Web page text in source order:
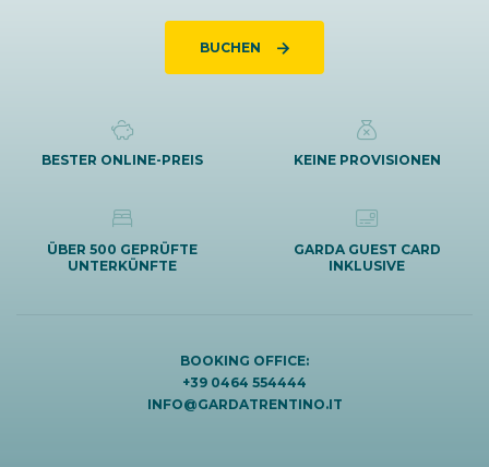
BUCHEN
BESTER ONLINE-PREIS KEINE PROVISIONEN
ÜBER 500 GEPRÜFTE
UNTERKÜNFTE
GARDA GUEST CARD
INKLUSIVE
BOOKING OFFICE:
+39 0464 554444
INFO@GARDATRENTINO.IT